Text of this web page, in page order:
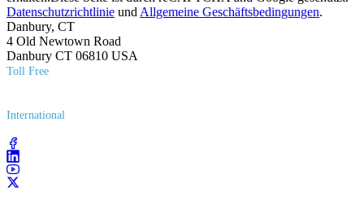
Datenschutzrichtlinie und Allgemeine Geschäftsbedingungen.
Danbury, CT
4 Old Newtown Road
Danbury CT 06810 USA
Toll Free
International